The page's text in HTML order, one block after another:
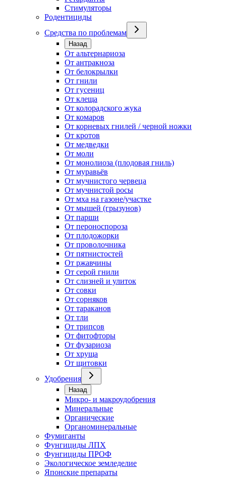
Стимуляторы
Родентициды
Средства по проблемам
Назад
От альтернариоза
От антракноза
От белокрылки
От гнили
От гусениц
От клеща
От колорадского жука
От комаров
От корневых гнилей / черной ножки
От кротов
От медведки
От моли
От монолиоза (плодовая гниль)
От муравьёв
От мучнистого червеца
От мучнистой росы
От мха на газоне/участке
От мышей (грызунов)
От парши
От пероноспороза
От плодожорки
От проволочника
От пятнистостей
От ржавчины
От серой гнили
От слизней и улиток
От совки
От сорняков
От тараканов
От тли
От трипсов
От фитофторы
От фузариоза
От хруща
От щитовки
Удобрения
Назад
Микро- и макроудобрения
Минеральные
Органические
Органоминеральные
Фумиганты
Фунгициды ЛПХ
Фунгициды ПРОФ
Экологическое земледелие
Японские препараты